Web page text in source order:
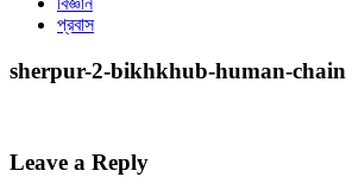
প্রবাস
sherpur-2-bikhkhub-human-chain
Leave a Reply